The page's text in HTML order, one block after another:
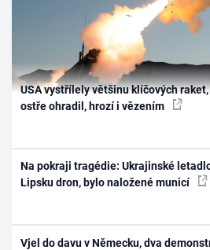
USA vystřílely většinu klíčových
ostře ohradil, hrozí i vězením
Na pokraji tragédie: Ukrajinské
Lipsku dron, bylo naložené municí
Vjel do davu v Německu, dva